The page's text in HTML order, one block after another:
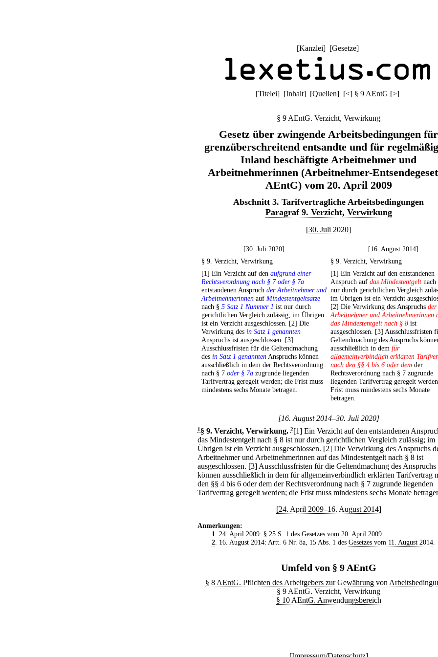
[Kanzlei] [Gesetze]
[Titelei] [Inhalt] [Quellen] [<] § 9 AEntG [>]
§ 9 AEntG. Verzicht, Verwirkung
Gesetz über zwingende Arbeitsbedingungen für
grenzüberschreitend entsandte und für
Inland beschäftigte Arbeitnehmer und
Arbeitnehmerinnen (Arbeitnehmer-
AEntG) vom 20. April 2009
Abschnitt 3. Tarifvertragliche Arbeitsbedingungen
Paragraf 9. Verzicht, Verwirkung
[30. Juli 2020]
[30. Juli 2020]
[16. August 2014]
§ 9. Verzicht, Verwirkung
§ 9. Verzicht, Verwirkung
[1] Ein Verzicht auf den aufgrund einer
Rechtsverordnung nach § 7 oder § 7a
entstandenen Anspruch der Arbeitnehmer und
Arbeitnehmerinnen auf Mindestentgeltsätze
nach § 5 Satz 1 Nummer 1 ist nur durch
gerichtlichen Vergleich zulässig; im Übrigen
ist ein Verzicht ausgeschlossen. [2] Die
Verwirkung des in Satz 1 genannten
Anspruchs ist ausgeschlossen. [3]
Ausschlussfristen für die Geltendmachung
des in Satz 1 genanntenAnspruchs können
ausschließlich in dem der Rechtsverordnung
nach § 7 oder § 7a zugrunde liegenden
Tarifvertrag geregelt werden; die Frist muss
mindestens sechs Monate betragen.
[1] Ein Verzicht auf den entstandenen
Anspruch auf das Mindestentgelt nach
nur durch gerichtlichen Vergleich
im Übrigen ist ein Verzicht
[2] Die Verwirkung des Anspruchs der
Arbeitnehmer und Arbeitnehmerinnen
das Mindestentgelt nach § 8 ist
ausgeschlossen. [3] Ausschlussfristen
Geltendmachung des Anspruchs
ausschließlich in dem für
allgemeinverbindlich erklärten
nach den §§ 4 bis 6 oder dem der
Rechtsverordnung nach § 7 zugrunde
liegenden Tarifvertrag geregelt
Frist muss mindestens sechs Monate
betragen.
[16. August 2014–30. Juli 2020]
1§ 9. Verzicht, Verwirkung. 2[1] Ein Verzicht auf den entstandenen
das Mindestentgelt nach § 8 ist nur durch gerichtlichen Vergleich zulässig; im
Übrigen ist ein Verzicht ausgeschlossen. [2] Die Verwirkung des Anspruchs
Arbeitnehmer und Arbeitnehmerinnen auf das Mindestentgelt nach § 8 ist
ausgeschlossen. [3] Ausschlussfristen für die Geltendmachung des Anspruchs
können ausschließlich in dem für allgemeinverbindlich erklärten Tarifvertrag
den §§ 4 bis 6 oder dem der Rechtsverordnung nach § 7 zugrunde liegenden
Tarifvertrag geregelt werden; die Frist muss mindestens sechs Monate
[24. April 2009–16. August 2014]
Anmerkungen:
1. 24. April 2009: § 25 S. 1 des Gesetzes vom 20. April 2009.
2. 16. August 2014: Artt. 6 Nr. 8a, 15 Abs. 1 des Gesetzes vom 11. August 2014.
Umfeld von § 9 AEntG
§ 8 AEntG. Pflichten des Arbeitgebers zur Gewährung von
§ 9 AEntG. Verzicht, Verwirkung
§ 10 AEntG. Anwendungsbereich